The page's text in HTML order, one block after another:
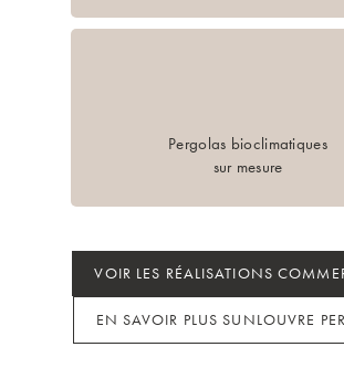
Pergolas bioclimatiques
sur mesure
VOIR LES RÉALISATIONS
EN SAVOIR PLUS SUNLOUVRE